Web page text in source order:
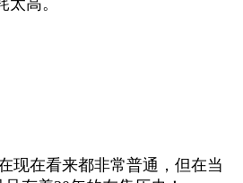
现在看来都非常普通，但在当